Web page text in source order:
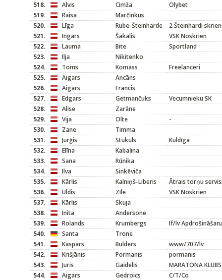
518.
Alvis Cimža
Olybet
519.
Raisa
Marčinkus
520.
Līga Rube-Šteinharde
2 Šteinhardi skrien
521.
Ingars Šakalis
VSK Noskrien
522.
Lauma Bite
Sportland
523.
Ilja
Nikitenko
524.
Toms Komass
Freelanceri
525.
Aigars
Ancāns
526.
Aigars
Francis
527.
Edgars Getmančuks
Vecumnieku SK
528.
Alise
Zarāne
529.
Vija Olte
-
530.
Zane
Timma
531.
Jurģis Stukuls
Kuldīga
532.
Elīna
Kabaļina
533.
Sana
Rūnika
534.
Ilva
Sinkēviča
535.
Kārlis Kalniņš-Liberis
Ātrais torņu
536.
Uldis Zīle
VSK Noskrien
537.
Kārlis
Skuja
538.
Inita
Andersone
539.
Rolands Krumbergs
If/lv
540.
Santa
Trone
541.
Kaspars Bulders
www/707/lv
542.
Krišjānis Pormanis
pormanis
543.
Juris Gaidelis
MARATONA KLUBS
544.
Aigars Gedroics
C/T/Co